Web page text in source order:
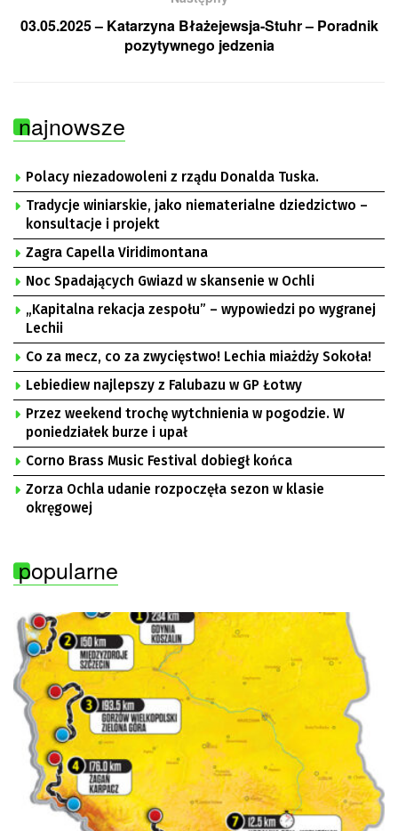
03.05.2025 – Katarzyna Błażejewsja-Stuhr – Poradnik
pozytywnego jedzenia
najnowsze
Polacy niezadowoleni z rządu Donalda Tuska.
Tradycje winiarskie, jako niematerialne dziedzictwo –
konsultacje i projekt
Zagra Capella Viridimontana
Noc Spadających Gwiazd w skansenie w Ochli
„Kapitalna rekacja zespołu” – wypowiedzi po wygranej
Lechii
Co za mecz, co za zwycięstwo! Lechia miażdży Sokoła!
Lebiediew najlepszy z Falubazu w GP Łotwy
Przez weekend trochę wytchnienia w pogodzie. W
poniedziałek burze i upał
Corno Brass Music Festival dobiegł końca
Zorza Ochla udanie rozpoczęła sezon w klasie
okręgowej
popularne